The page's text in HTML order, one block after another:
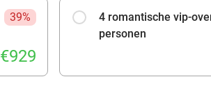
39%
€929
4 romantische vip-
personen